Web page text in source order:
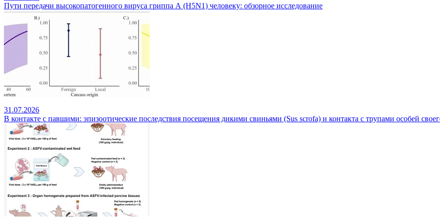
Пути передачи высокопатогенного вируса гриппа А (H5N1) человеку: обзорное исследование
31.07.2026
В контакте с павшими: эпизоотические последствия посещения дикими свиньями (Sus scrofa) и контакта с трупами особей